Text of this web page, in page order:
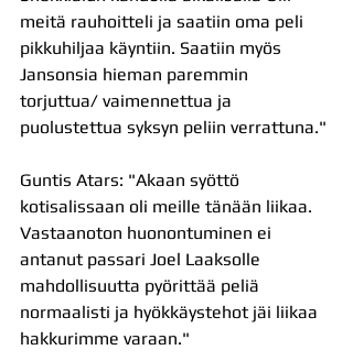
meitä rauhoitteli ja saatiin oma peli
pikkuhiljaa käyntiin. Saatiin myös
Jansonsia hieman paremmin
torjuttua/ vaimennettua ja
puolustettua syksyn peliin verrattuna."
Guntis Atars: "Akaan syöttö
kotisalissaan oli meille tänään liikaa.
Vastaanoton huonontuminen ei
antanut passari Joel Laaksolle
mahdollisuutta pyörittää peliä
normaalisti ja hyökkäystehot jäi liikaa
hakkurimme varaan."